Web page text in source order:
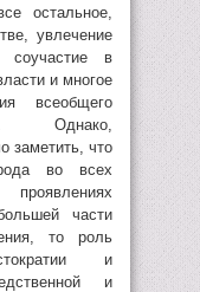
остальное,
увлечение
соучастие в
и многое
всеобщего
Однако,
заметить, что
во всех
части
то роль
и
и